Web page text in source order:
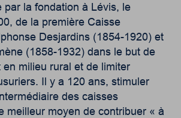
par la fondation à Lévis, le
de la première Caisse
Desjardins (1854-1920) et
(1858-1932) dans le but de
en milieu rural et de limiter
Il y a 120 ans, stimuler
des caisses
meilleur moyen de contribuer « à